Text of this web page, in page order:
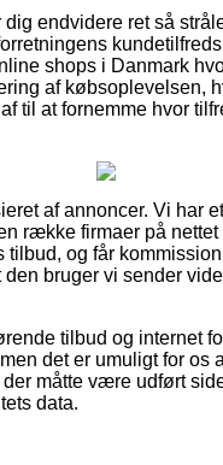
endvidere ret så
shops i Danmark
af købsoplevelsen,
til at fornemme hvor
af annoncer. Vi har
række firmaer på nettet
tilbud, og får
bruger vi sender
tilbud og internet
det er umuligt for os
måtte være udført
data.